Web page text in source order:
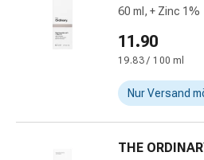
Wärmen
Stress
Beruhigung
Rhonchopathie
60 ml, + Zinc 1%
11.90
19.83 / 100 ml
Nur Versand
THE